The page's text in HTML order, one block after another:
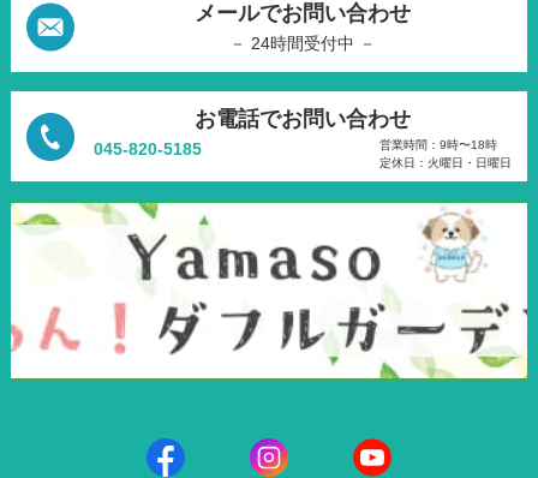
メールでお問い合わせ
－ 24時間受付中 －
お電話でお問い合わせ
045-820-5185
営業時間：9時〜18時
定休日：火曜日・日曜日